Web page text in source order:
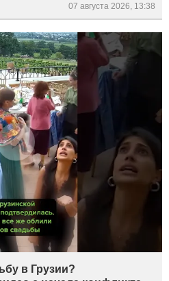
07 августа 2026, 13:38
в Грузии?